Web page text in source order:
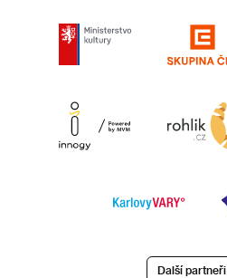
Další partneři